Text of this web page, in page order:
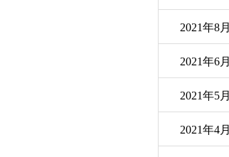
2021年8月
2021年6月
2021年5月
2021年4月